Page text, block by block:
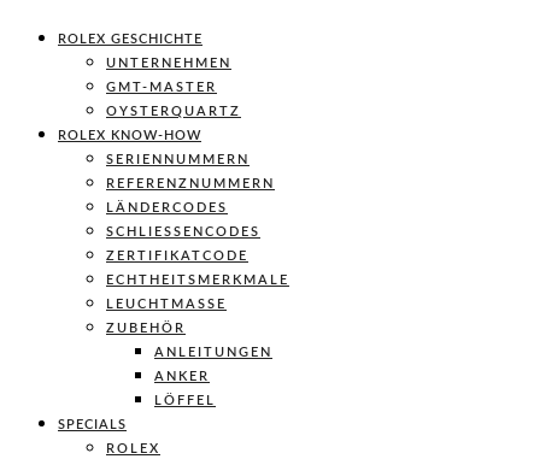
ROLEX GESCHICHTE
UNTERNEHMEN
GMT-MASTER
OYSTERQUARTZ
ROLEX KNOW-HOW
SERIENNUMMERN
REFERENZNUMMERN
LÄNDERCODES
SCHLIESSENCODES
ZERTIFIKATCODE
ECHTHEITSMERKMALE
LEUCHTMASSE
ZUBEHÖR
ANLEITUNGEN
ANKER
LÖFFEL
SPECIALS
ROLEX